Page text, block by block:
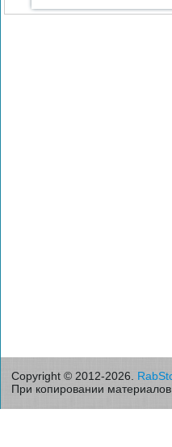
Copyright © 2012-2026.
При копировании